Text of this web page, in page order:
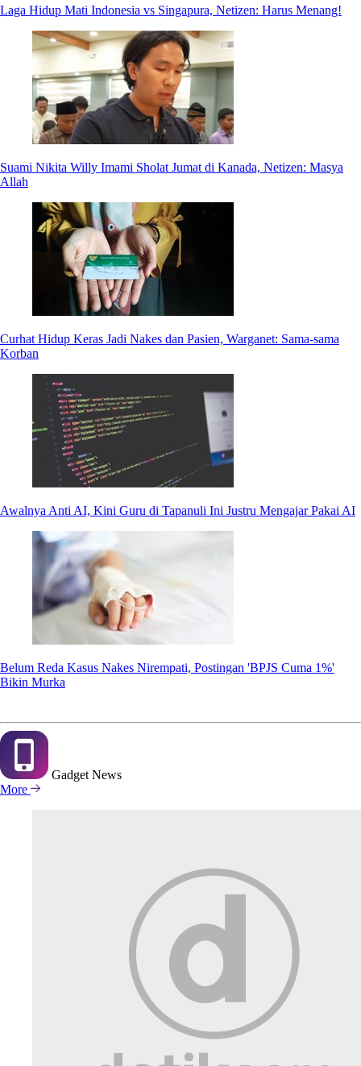
Laga Hidup Mati Indonesia vs Singapura, Netizen: Harus Menang!
Suami Nikita Willy Imami Sholat Jumat di Kanada, Netizen: Masya
Allah
Curhat Hidup Keras Jadi Nakes dan Pasien, Warganet: Sama-sama
Korban
Awalnya Anti AI, Kini Guru di Tapanuli Ini Justru Mengajar Pakai AI
Belum Reda Kasus Nakes Nirempati, Postingan 'BPJS Cuma 1%'
Bikin Murka
Gadget News
More